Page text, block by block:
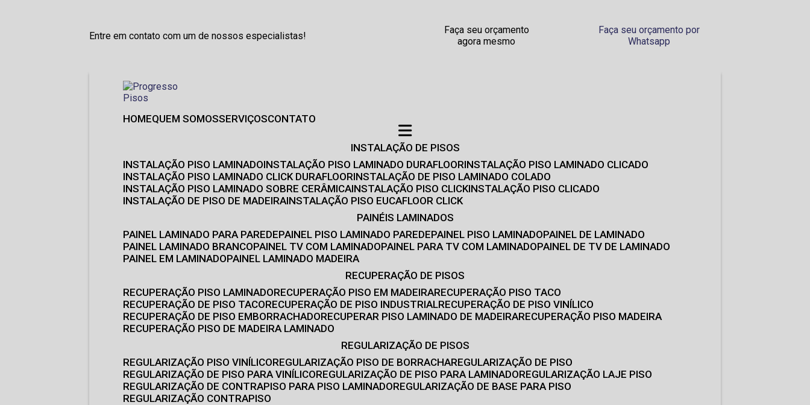
Entre em contato com um de nossos especialistas!
Faça seu orçamento
agora mesmo
Faça seu orçamento por
Whatsapp
HOME QUEM SOMOS SERVIÇOS CONTATO
INSTALAÇÃO DE PISOS
INSTALAÇÃO PISO LAMINADO INSTALAÇÃO PISO LAMINADO DURAFLOOR INSTALAÇÃO PISO LAMINADO CLICADO
INSTALAÇÃO PISO LAMINADO CLICK DURAFLOOR INSTALAÇÃO DE PISO LAMINADO COLADO
INSTALAÇÃO PISO LAMINADO SOBRE CERÂMICA INSTALAÇÃO PISO CLICK INSTALAÇÃO PISO CLICADO
INSTALAÇÃO DE PISO DE MADEIRA INSTALAÇÃO PISO EUCAFLOOR CLICK
PAINÉIS LAMINADOS
PAINEL LAMINADO PARA PAREDE PAINEL PISO LAMINADO PAREDE PAINEL PISO LAMINADO PAINEL DE LAMINADO
PAINEL LAMINADO BRANCO PAINEL TV COM LAMINADO PAINEL PARA TV COM LAMINADO PAINEL DE TV DE LAMINADO
PAINEL EM LAMINADO PAINEL LAMINADO MADEIRA
RECUPERAÇÃO DE PISOS
RECUPERAÇÃO PISO LAMINADO RECUPERAÇÃO PISO EM MADEIRA RECUPERAÇÃO PISO TACO
RECUPERAÇÃO DE PISO TACO RECUPERAÇÃO DE PISO INDUSTRIAL RECUPERAÇÃO DE PISO VINÍLICO
RECUPERAÇÃO DE PISO EMBORRACHADO RECUPERAR PISO LAMINADO DE MADEIRA RECUPERAÇÃO PISO MADEIRA
RECUPERAÇÃO PISO DE MADEIRA LAMINADO
REGULARIZAÇÃO DE PISOS
REGULARIZAÇÃO PISO VINÍLICO REGULARIZAÇÃO PISO DE BORRACHA REGULARIZAÇÃO DE PISO
REGULARIZAÇÃO DE PISO PARA VINÍLICO REGULARIZAÇÃO DE PISO PARA LAMINADO REGULARIZAÇÃO LAJE PISO
REGULARIZAÇÃO DE CONTRAPISO PARA PISO LAMINADO REGULARIZAÇÃO DE BASE PARA PISO
REGULARIZAÇÃO CONTRAPISO